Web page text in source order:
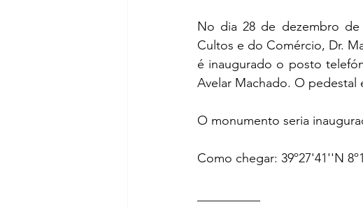
No dia 28 de dezembro
Cultos e do Comércio, Dr.
é inaugurado o posto
Avelar Machado. O pedestal
O monumento seria
Como chegar: 39º27'41''N